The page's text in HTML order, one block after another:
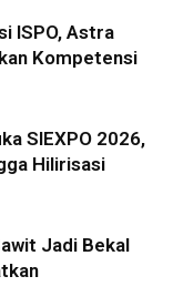
ISPO, Astra
Kompetensi
SIEXPO 2026,
Hilirisasi
Jadi Bekal